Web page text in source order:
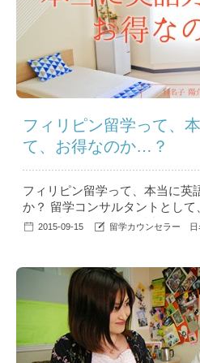
フィリピン留学って、
て、お得なのか…？
フィリピン留学って、本当に英
か？ 留学コンサルタントとし
会、電話はもちろん最近ではス
なってまだ数年ですが、現在年
半数近くが アジアのフィリピ
数だけだと、人気の英語...
2015-09-15 留学カウンセラー 日